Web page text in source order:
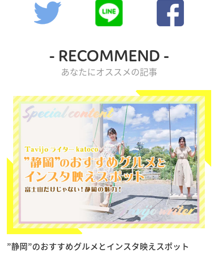
- RECOMMEND -
あなたにオススメの記事
”静岡”のおすすめグルメとインスタ映えスポット